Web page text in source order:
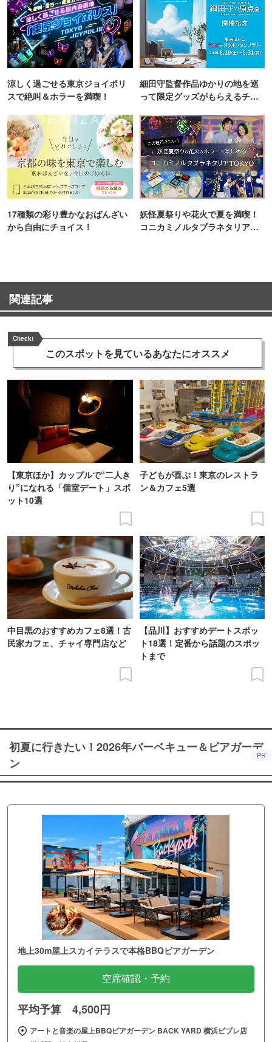
涼しく過ごせる東京ジョイポリ
スで絶叫＆ホラーを満喫！
細田守監督作品ゆかりの地を巡
って限定グッズがもらえるチャ
17種類の彩り豊かなおばんざい
から自由にチョイス！
妖怪夏祭りや花火で夏を満喫！
コニカミノルタプラネタリア
関連記事
Check!
このスポットを見ているあなたにオススメ
【東京ほか】カップルで“二人き
り”になれる「個室デート」スポ
ット10選
子どもが喜ぶ！東京のレストラ
ン＆カフェ5選
中目黒のおすすめカフェ8選！古
民家カフェ、チャイ専門店など
【品川】おすすめデートスポッ
ト18選！定番から話題のスポッ
トまで
初夏に行きたい！2026年バーベキュー＆ビアガーデ
ン
PR
地上30m屋上スカイテラスで本格BBQビアガーデン
空席確認・予約
平均予算 4,500円
アートと音楽の屋上BBQビアガーデン BACK YARD 横浜ビブレ店